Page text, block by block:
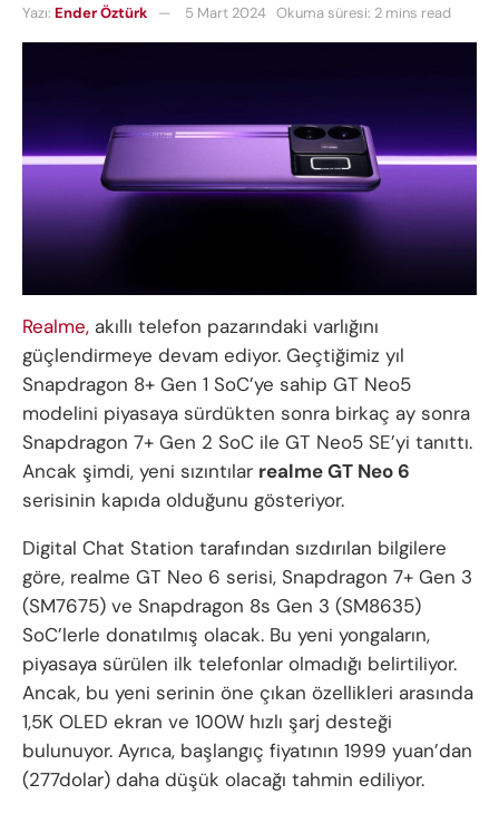
Yazı: Ender Öztürk 5 Mart 2024 Okuma süresi: 2 mins read
Realme, akıllı telefon pazarındaki varlığını
güçlendirmeye devam ediyor. Geçtiğimiz yıl
Snapdragon 8+ Gen 1 SoC’ye sahip GT Neo5
modelini piyasaya sürdükten sonra birkaç ay sonra
Snapdragon 7+ Gen 2 SoC ile GT Neo5 SE’yi tanıttı.
Ancak şimdi, yeni sızıntılar realme GT Neo 6
serisinin kapıda olduğunu gösteriyor.
Digital Chat Station tarafından sızdırılan bilgilere
göre, realme GT Neo 6 serisi, Snapdragon 7+ Gen 3
(SM7675) ve Snapdragon 8s Gen 3 (SM8635)
SoC’lerle donatılmış olacak. Bu yeni yongaların,
piyasaya sürülen ilk telefonlar olmadığı belirtiliyor.
Ancak, bu yeni serinin öne çıkan özellikleri arasında
1,5K OLED ekran ve 100W hızlı şarj desteği
bulunuyor. Ayrıca, başlangıç fiyatının 1999 yuan’dan
(277dolar) daha düşük olacağı tahmin ediliyor.